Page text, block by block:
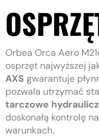
Orbea Orca Aero
osprzęt najwyższej
AXS gwarantuje
pozwala utrzymać
tarczowe
doskonałą kontrolę
warunkach.